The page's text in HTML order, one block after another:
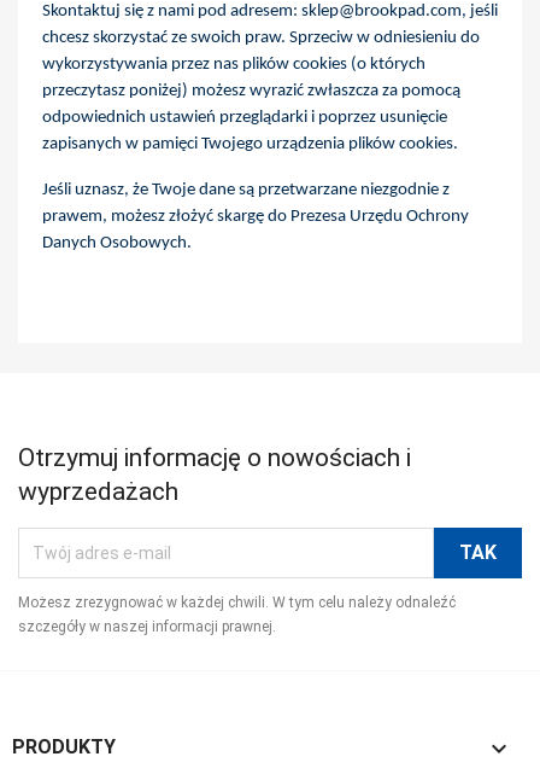
Skontaktuj się z nami pod adresem: sklep@brookpad.com, jeśli
chcesz skorzystać ze swoich praw. Sprzeciw w odniesieniu do
wykorzystywania przez nas plików cookies (o których
przeczytasz poniżej) możesz wyrazić zwłaszcza za pomocą
odpowiednich ustawień przeglądarki i poprzez usunięcie
zapisanych w pamięci Twojego urządzenia plików cookies.
Jeśli uznasz, że Twoje dane są przetwarzane niezgodnie z
prawem, możesz złożyć skargę do Prezesa Urzędu Ochrony
Danych Osobowych.
Otrzymuj informację o nowościach i
wyprzedażach
Możesz zrezygnować w każdej chwili. W tym celu należy odnaleźć
szczegóły w naszej informacji prawnej.
PRODUKTY 